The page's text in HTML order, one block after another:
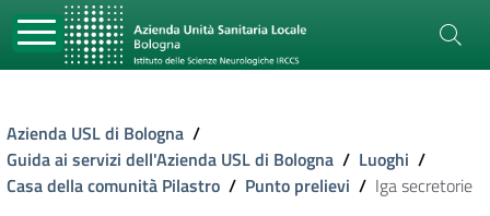
Azienda USL di Bologna /
Guida ai servizi dell'Azienda USL di Bologna / Luoghi /
Casa della comunità Pilastro / Punto prelievi / Iga secretorie